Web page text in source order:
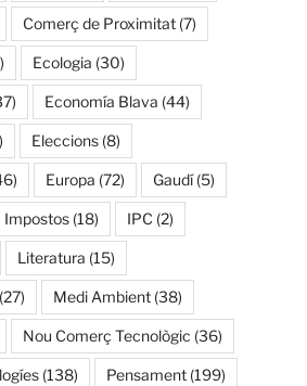
Comerç de Proximitat(7)
Ecologia (30)
Economía Blava (44)
Eleccions(8)
Europa (72) Gaudí(5)
Impostos(18) IPC (2)
Literatura (15)
Medi Ambient(38)
Nou Comerç Tecnològic (36)
(138) Pensament(199)